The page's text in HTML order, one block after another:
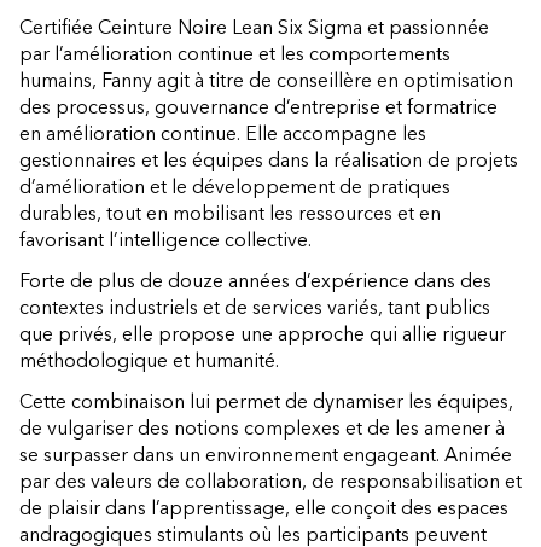
Certifiée Ceinture Noire Lean Six Sigma et passionnée
par l’amélioration continue et les comportements
humains, Fanny agit à titre de conseillère en optimisation
des processus, gouvernance d’entreprise et formatrice
en amélioration continue. Elle accompagne les
gestionnaires et les équipes dans la réalisation de projets
d’amélioration et le développement de pratiques
durables, tout en mobilisant les ressources et en
favorisant l’intelligence collective.
Forte de plus de douze années d’expérience dans des
contextes industriels et de services variés, tant publics
que privés, elle propose une approche qui allie rigueur
méthodologique et humanité.
Cette combinaison lui permet de dynamiser les équipes,
de vulgariser des notions complexes et de les amener à
se surpasser dans un environnement engageant. Animée
par des valeurs de collaboration, de responsabilisation et
de plaisir dans l’apprentissage, elle conçoit des espaces
andragogiques stimulants où les participants peuvent